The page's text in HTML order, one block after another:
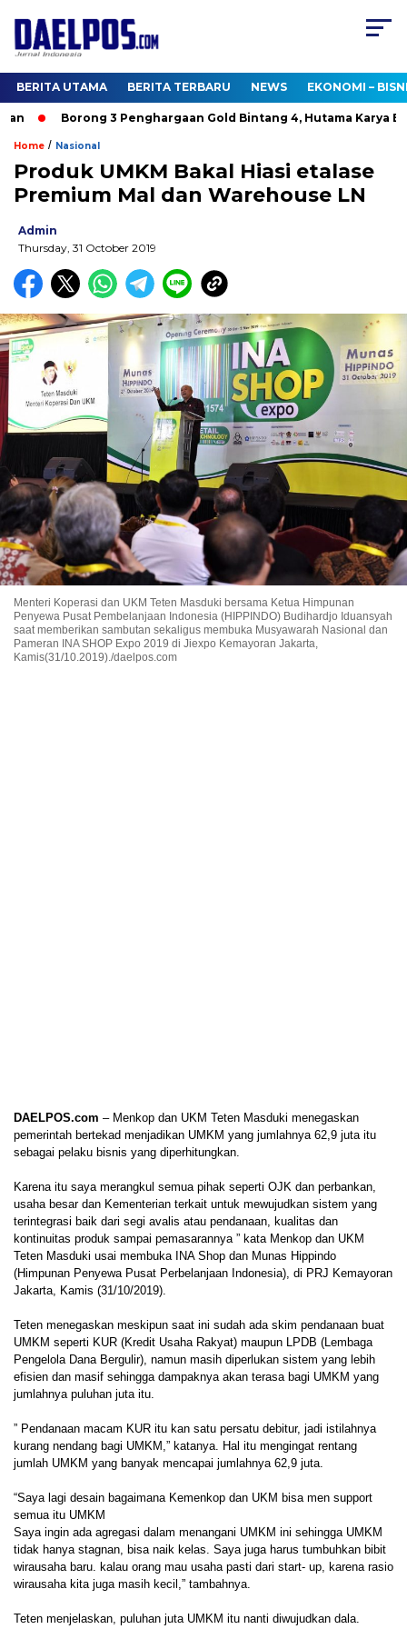
BERITA UTAMA BERITA TERBARU NEWS EKONOMI –
Borong 3 Penghargaan Gold Bintang 4, Hutama Karya
Home / Nasional
Produk UMKM Bakal Hiasi etalase
Premium Mal dan Warehouse LN
Admin
Thursday, 31 October 2019
Menteri Koperasi dan UKM Teten Masduki bersama Ketua Himpunan
Penyewa Pusat Pembelanjaan Indonesia (HIPPINDO) Budihardjo Iduansyah
saat memberikan sambutan sekaligus membuka Musyawarah Nasional dan
Pameran INA SHOP Expo 2019 di Jiexpo Kemayoran Jakarta,
Kamis(31/10.2019)./daelpos.com
DAELPOS.com – Menkop dan UKM Teten Masduki menegaskan
pemerintah bertekad menjadikan UMKM yang jumlahnya 62,9 juta itu
sebagai pelaku bisnis yang diperhitungkan.
Karena itu saya merangkul semua pihak seperti OJK dan perbankan,
usaha besar dan Kementerian terkait untuk mewujudkan sistem yang
terintegrasi baik dari segi avalis atau pendanaan, kualitas dan
kontinuitas produk sampai pemasarannya ” kata Menkop dan UKM
Teten Masduki usai membuka INA Shop dan Munas Hippindo
(Himpunan Penyewa Pusat Perbelanjaan Indonesia), di PRJ Kemayoran
Jakarta, Kamis (31/10/2019).
Teten menegaskan meskipun saat ini sudah ada skim pendanaan buat
UMKM seperti KUR (Kredit Usaha Rakyat) maupun LPDB (Lembaga
Pengelola Dana Bergulir), namun masih diperlukan sistem yang lebih
efisien dan masif sehingga dampaknya akan terasa bagi UMKM yang
jumlahnya puluhan juta itu.
” Pendanaan macam KUR itu kan satu persatu debitur, jadi istilahnya
kurang nendang bagi UMKM,” katanya. Hal itu mengingat rentang
jumlah UMKM yang banyak mencapai jumlahnya 62,9 juta.
“Saya lagi desain bagaimana Kemenkop dan UKM bisa men support
semua itu UMKM
Saya ingin ada agregasi dalam menangani UMKM ini sehingga UMKM
tidak hanya stagnan, bisa naik kelas. Saya juga harus tumbuhkan bibit
wirausaha baru. kalau orang mau usaha pasti dari start- up, karena rasio
wirausaha kita juga masih kecil,” tambahnya.
Teten menjelaskan, puluhan juta UMKM itu nanti diwujudkan dala.